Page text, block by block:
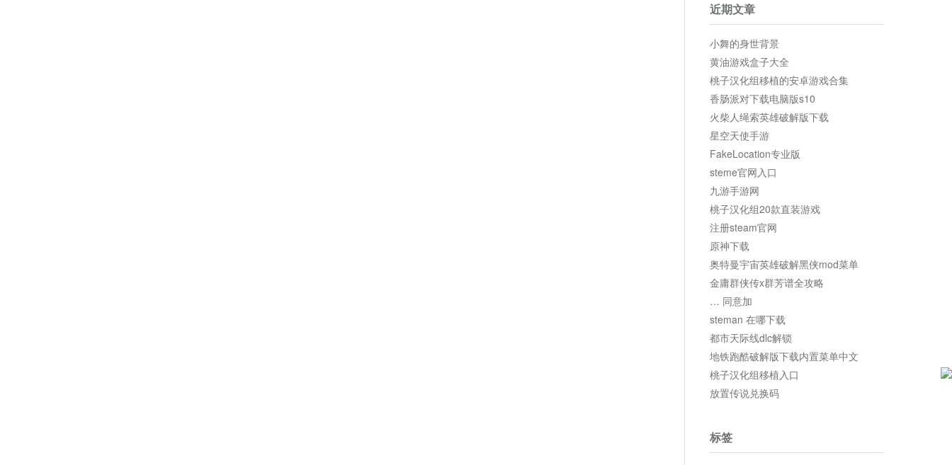
近期文章
小舞的身世背景
黄油游戏盒子大全
桃子汉化组移植的安卓游戏合集
香肠派对下载电脑版s10
火柴人绳索英雄破解版下载
星空天使手游
FakeLocation专业版
steme官网入口
九游手游网
桃子汉化组20款直装游戏
注册steam官网
原神下载
奥特曼宇宙英雄破解黑侠mod菜单
金庸群侠传x群芳谱全攻略
… 同意加
steman 在哪下载
都市天际线dlc解锁
地铁跑酷破解版下载内置菜单中文
桃子汉化组移植入口
放置传说兑换码
标签